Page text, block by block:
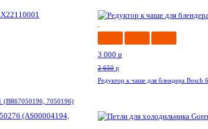
(BR67050196, 7050196)
3 000 p
2 650 p
Редуктор к чаше для блендера